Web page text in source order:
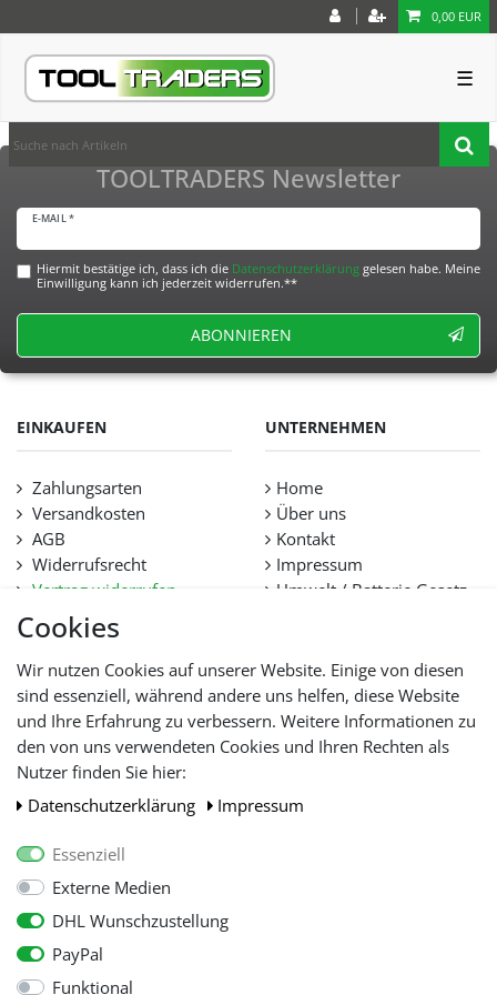
Cookies
Wir nutzen Cookies auf unserer Website. Einige von diesen
sind essenziell, während andere uns helfen, diese Website
und Ihre Erfahrung zu verbessern. Weitere Informationen zu
den von uns verwendeten Cookies und Ihren Rechten als
Nutzer finden Sie hier:
Daten­schutz­erklärung
Impressum
Essenziell
Externe Medien
DHL Wunschzustellung
PayPal
Funktional
0,00 EUR
☰
TOOLTRADERS Newsletter
E-MAIL *
Hiermit bestätige ich, dass ich die Daten­schutz­erklärunggelesen habe. Meine
Einwilligung kann ich jederzeit widerrufen.**
ABONNIEREN
EINKAUFEN
Zahlungsarten
Versandkosten
AGB
Widerrufsrecht
Vertrag widerrufen
Datenschutz
Hilfe
Lieferfristen und
Lieferbeschränkung
UNTERNEHMEN
Home
Über uns
Kontakt
Impressum
Umwelt / Batterie Gesetz
WIR AKZEPTIEREN